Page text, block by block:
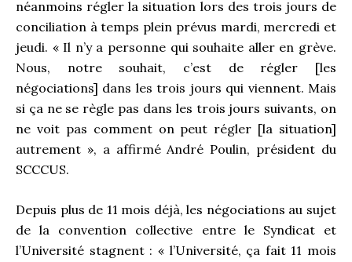
néanmoins régler la situation lors des trois jours de
conciliation à temps plein prévus mardi, mercredi et
jeudi. « Il n’y a personne qui souhaite aller en grève.
Nous, notre souhait, c’est de régler [les
négociations] dans les trois jours qui viennent. Mais
si ça ne se règle pas dans les trois jours suivants, on
ne voit pas comment on peut régler [la situation]
autrement », a affirmé André Poulin, président du
SCCCUS.
Depuis plus de 11 mois déjà, les négociations au sujet
de la convention collective entre le Syndicat et
l’Université stagnent : « l’Université, ça fait 11 mois